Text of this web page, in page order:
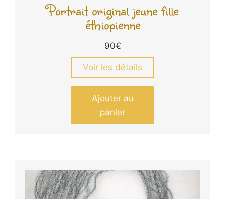
Portrait original jeune fille
éthiopienne
90€
Voir les détails
Ajouter au
panier